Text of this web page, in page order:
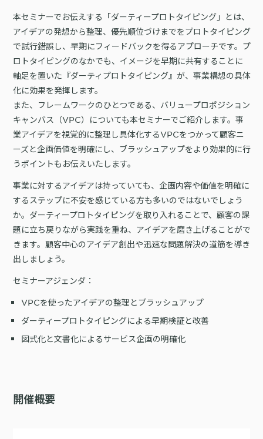
KARTE AI
セッションリプレイ
リアルタイムフィードバック
Action
クリエイティブ作成
シナリオテンプレート
施策設計
MA（マーケティングオートメー
ション）
マルチチャネル配信
Webサポート
Web × 電話連携
ボイスボット
VoC活用
A/Bテスト
広告ダッシュボード
広告媒体へデータ連携
PaaS
アプリケーション開発
「どうせ使いこなせない」からの脱却。丸井がKARTEで築いたリピート
顧客比率二桁増と自走文化
WOWOWはユーザー離脱という課題にどう挑んだのか？高度なコミュ
ニケーションを実現する基盤作りの裏側
施策事例 一覧を見る
購入前の「迷い」をAIエージェントで即時解決。問い合わせ電話の対応
ダウンロードする
スペック
セキュリティ
KARTE SLA
GDPR
本セミナーでお伝えする「ダーティープロトタイピング」とは、
アイデアの発想から整理、優先順位づけまでをプロトタイピング
で試行錯誤し、早期にフィードバックを得るアプローチです。プ
ロトタイピングのなかでも、イメージを早期に共有することに
軸足を置いた『ダーティプロトタイピング』が、事業構想の具体
化に効果を発揮します。
また、フレームワークのひとつである、バリュープロポジション
キャンバス（VPC）についても本セミナーでご紹介します。事
業アイデアを視覚的に整理し具体化するVPCをつかって顧客ニ
ーズと企画価値を明確にし、ブラッシュアップをより効果的に行
うポイントもお伝えいたします。
事業に対するアイデアは持っていても、企画内容や価値を明確に
するステップに不安を感じている方も多いのではないでしょう
か。ダーティープロトタイピングを取り入れることで、顧客の課
題に立ち戻りながら実践を重ね、アイデアを磨き上げることがで
きます。顧客中心のアイデア創出や迅速な問題解決の道筋を導き
出しましょう。
セミナーアジェンダ：
VPCを使ったアイデアの整理とブラッシュアップ
ダーティープロトタイピングによる早期検証と改善
図式化と文書化によるサービス企画の明確化
開催概要